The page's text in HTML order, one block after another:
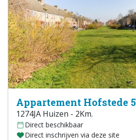
Appartement Hofstede 5
1274JA Huizen - 2Km.
Direct beschikbaar
Direct inschrijven via deze site